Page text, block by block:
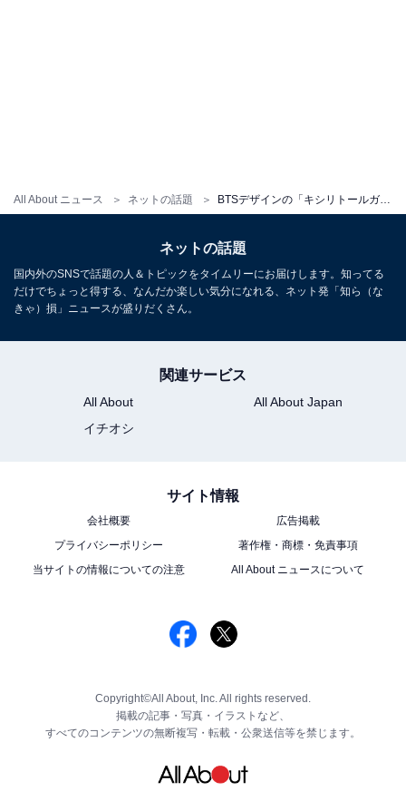
All About ニュース ネットの話題
ネットの話題
国内外のSNSで話題の人＆トピックをタイムリーにお届けします。知ってる
だけでちょっと得する、なんだか楽しい気分になれる、ネット発「知ら（な
きゃ）損」ニュースが盛りだくさん。
関連サービス
All About
All About Japan
イチオシ
サイト情報
会社概要
広告掲載
プライバシーポリシー
著作権・商標・免責事項
当サイトの情報についての注意
All About ニュースについて
Copyright©All About, Inc. All rights reserved.
掲載の記事・写真・イラストなど、
すべてのコンテンツの無断複写・転載・公衆送信等を禁じます。